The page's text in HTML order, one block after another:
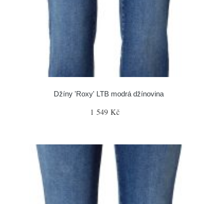
Džíny 'Roxy' LTB modrá džínovina
1 549 Kč